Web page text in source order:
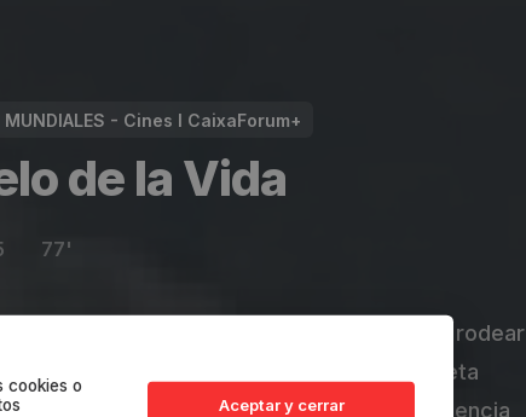
MUNDIALES - Cines I CaixaForum+
de la Vida
77'
emprenden una expedición única: rodear
en bicicletas marinas, en completa
Su viaje es tanto una hazaña de resistencia
cookies o
Aceptar y cerrar